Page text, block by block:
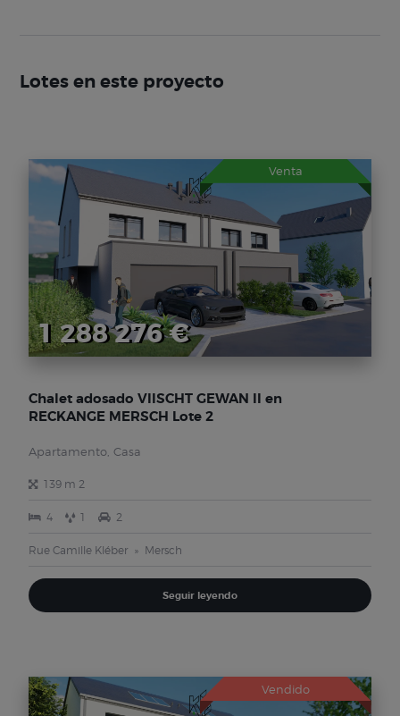
Lotes en este proyecto
Venta
1 288 276 €
Chalet adosado VIISCHT GEWAN II en
RECKANGE MERSCH Lote 2
Apartamento, Casa
139 m 2
4 1 2
Rue Camille Kléber Mersch
Seguir leyendo
Vendido